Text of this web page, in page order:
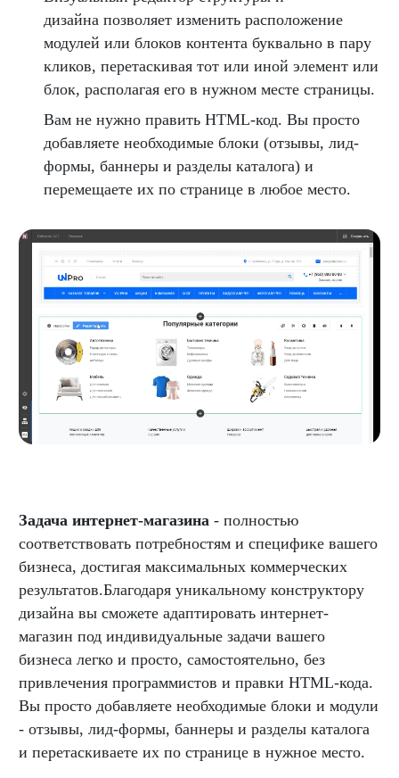
дизайна позволяет изменить расположение
модулей или блоков контента буквально в пару
кликов, перетаскивая тот или иной элемент или
блок, располагая его в нужном месте страницы.
Вам не нужно править HTML-код. Вы просто
добавляете необходимые блоки (отзывы, лид-
формы, баннеры и разделы каталога) и
перемещаете их по странице в любое место.
Задача интернет-магазина - полностью
соответствовать потребностям и специфике вашего
бизнеса, достигая максимальных коммерческих
результатов.Благодаря уникальному конструктору
дизайна вы сможете адаптировать интернет-
магазин под индивидуальные задачи вашего
бизнеса легко и просто, самостоятельно, без
привлечения программистов и правки HTML-кода.
Вы просто добавляете необходимые блоки и модули
- отзывы, лид-формы, баннеры и разделы каталога
и перетаскиваете их по странице в нужное место.